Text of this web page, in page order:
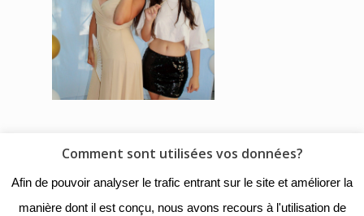
© 2018 - Collège Henri de
Navarre |Mentions légales|
Comment sont utilisées vos données?
Afin de pouvoir analyser le trafic entrant sur le site et améliorer la
manière dont il est conçu, nous avons recours à l'utilisation de